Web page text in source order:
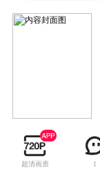
超清画质 1